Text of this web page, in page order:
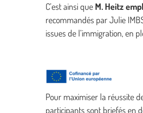
C’est ainsi que M. Heitz
recommandés par Julie
issues de l’immigration, en
Pour maximiser la réussite
participants sont briefés en